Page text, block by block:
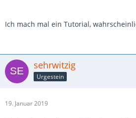
Ich mach mal ein Tutorial,
sehrwitzig
Urgestein
19. Januar 2019